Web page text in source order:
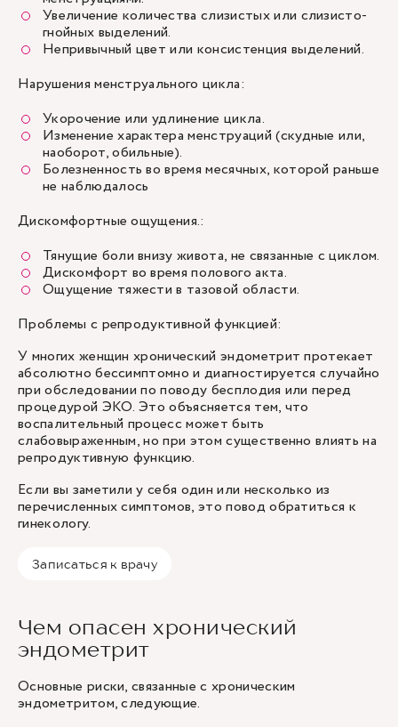
Увеличение количества слизистых или слизисто-
гнойных выделений.
Непривычный цвет или консистенция выделений.
Нарушения менструального цикла:
Укорочение или удлинение цикла.
Изменение характера менструаций (скудные или,
наоборот, обильные).
Болезненность во время месячных, которой раньше
не наблюдалось
Дискомфортные ощущения.:
Тянущие боли внизу живота, не связанные с циклом.
Дискомфорт во время полового акта.
Ощущение тяжести в тазовой области.
Проблемы с репродуктивной функцией:
У многих женщин хронический эндометрит протекает
абсолютно бессимптомно и диагностируется случайно
при обследовании по поводу бесплодия или перед
процедурой ЭКО. Это объясняется тем, что
воспалительный процесс может быть
слабовыраженным, но при этом существенно влиять на
репродуктивную функцию.
Если вы заметили у себя один или несколько из
перечисленных симптомов, это повод обратиться к
гинекологу.
Записаться к врачу
Чем опасен хронический
эндометрит
Основные риски, связанные с хроническим
эндометритом, следующие.